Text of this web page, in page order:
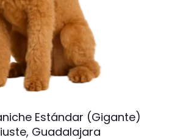
Estándar (Gigante)
Guadalajara